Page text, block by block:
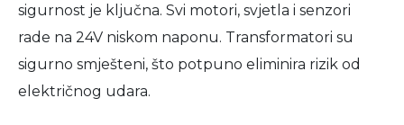
sigurnost je ključna. Svi motori, svjetla i senzori
rade na 24V niskom naponu. Transformatori su
sigurno smješteni, što potpuno eliminira rizik od
električnog udara.